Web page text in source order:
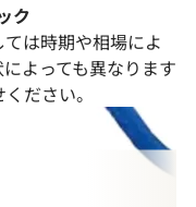
ク
は時期や相場によ
よっても異なります
ださい。